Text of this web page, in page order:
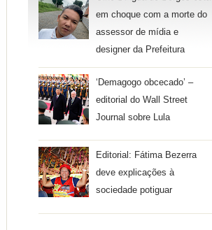
em choque com a morte do
assessor de mídia e
designer da Prefeitura
‘Demagogo obcecado’ –
editorial do Wall Street
Journal sobre Lula
Editorial: Fátima Bezerra
deve explicações à
sociedade potiguar